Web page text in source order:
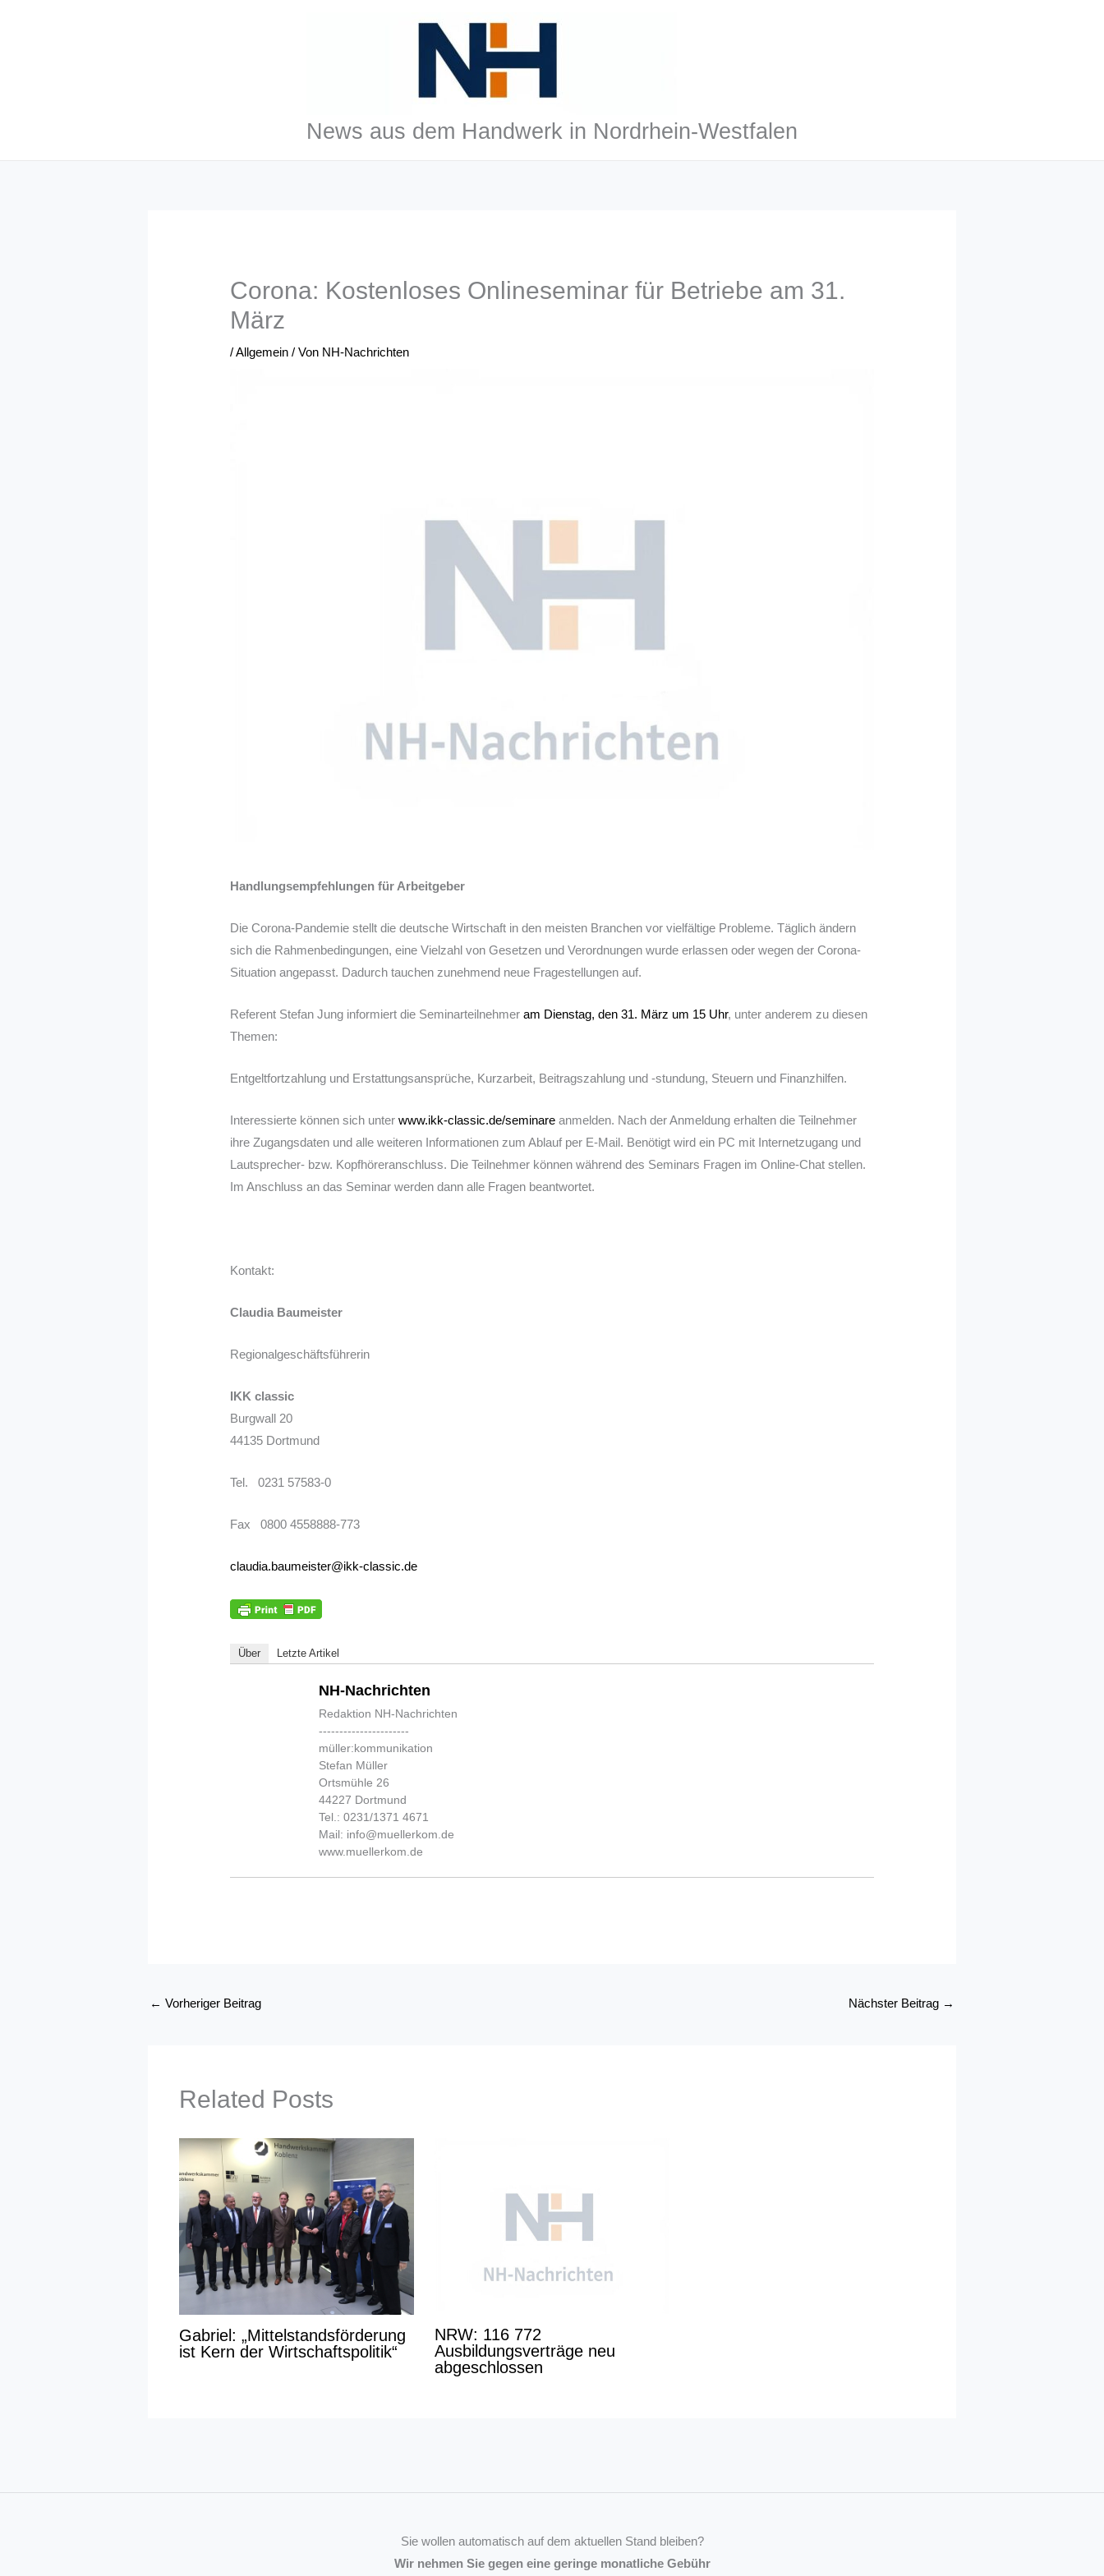
News aus dem Handwerk in Nordrhein-Westfalen
Corona: Kostenloses Onlineseminar für Betriebe am 31.
März
/Allgemein / Von NH-Nachrichten
Handlungsempfehlungen für Arbeitgeber
Die Corona-Pandemie stellt die deutsche Wirtschaft in den meisten Branchen vor vielfältige Probleme. Täglich ändern
sich die Rahmenbedingungen, eine Vielzahl von Gesetzen und Verordnungen wurde erlassen oder wegen der Corona-
Situation angepasst. Dadurch tauchen zunehmend neue Fragestellungen auf.
Referent Stefan Jung informiert die Seminarteilnehmeram Dienstag, den 31. März um 15 Uhr, unter anderem zu diesen
Themen:
Entgeltfortzahlung und Erstattungsansprüche, Kurzarbeit, Beitragszahlung und -stundung, Steuern und Finanzhilfen.
Interessierte können sich unterwww.ikk-classic.de/seminare anmelden. Nach der Anmeldung erhalten die Teilnehmer
ihre Zugangsdaten und alle weiteren Informationen zum Ablauf per E-Mail. Benötigt wird ein PC mit Internetzugang und
Lautsprecher- bzw. Kopfhöreranschluss. Die Teilnehmer können während des Seminars Fragen im Online-Chat stellen.
Im Anschluss an das Seminar werden dann alle Fragen beantwortet.
Kontakt:
Claudia Baumeister
Regionalgeschäftsführerin
IKK classic
Burgwall 20
44135 Dortmund
Tel. 0231 57583-0
Fax 0800 4558888-773
claudia.baumeister@ikk-classic.de
Über Letzte Artikel
NH-Nachrichten
Redaktion NH-Nachrichten
----------------------
müller:kommunikation
Stefan Müller
Ortsmühle 26
44227 Dortmund
Tel.: 0231/1371 4671
Mail: info@muellerkom.de
www.muellerkom.de
← Vorheriger Beitrag Nächster Beitrag →
Related Posts
Gabriel: „Mittelstandsförderung
ist Kern der Wirtschaftspolitik“
NRW: 116 772
Ausbildungsverträge neu
abgeschlossen
Sie wollen automatisch auf dem aktuellen Stand bleiben?
Wir nehmen Sie gegen eine geringe monatliche Gebühr